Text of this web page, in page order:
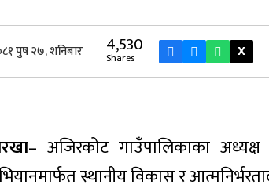
पुष २७, शनिबार 4,530
Shares X
– अजिरकोट गाउँपालिकाका
स्थानीय विकास र